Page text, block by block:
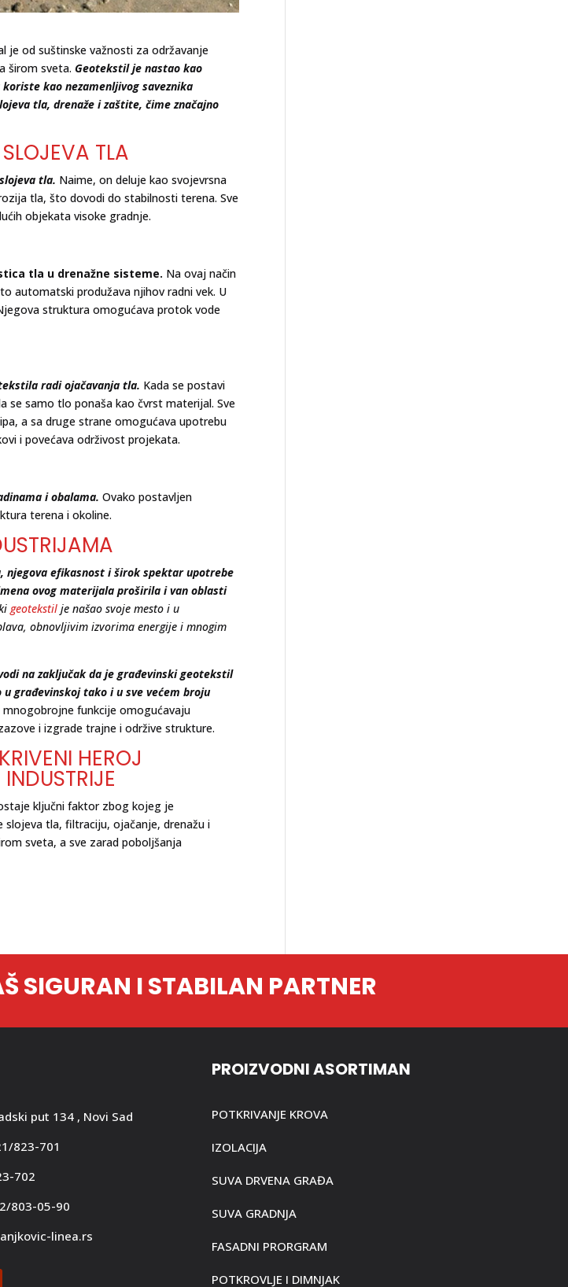
je od suštinske važnosti za održavanje
širom sveta. Geotekstil je nastao kao
kao nezamenljivog saveznika
tla, drenaže i zaštite, čime značajno
TLA
tla. Naime, on deluje kao svojevrsna
tla, što dovodi do stabilnosti terena. Sve
objekata visoke gradnje.
tla u drenažne sisteme. Na ovaj način
automatski produžava njihov radni vek. U
struktura omogućava protok vode
radi ojačavanja tla. Kada se postavi
se samo tlo ponaša kao čvrst materijal. Sve
a sa druge strane omogućava upotrebu
i povećava održivost projekata.
i obalama. Ovako postavljen
terena i okoline.
njegova efikasnost i širok spektar upotrebe
ovog materijala proširila i van oblasti
geotekstil je našao svoje mesto i u
obnovljivim izvorima energije i mnogim
na zaključak da je građevinski geotekstil
građevinskoj tako i u sve većem broju
mnogobrojne funkcije omogućavaju
i izgrade trajne i održive strukture.
HEROJ
ključni faktor zbog kojeg je
tla, filtraciju, ojačanje, drenažu i
sveta, a sve zarad poboljšanja
I STABILAN PARTNER
put 134 , Novi Sad
823-701
702
803-05-90
linea.rs
PROIZVODNI ASORTIMAN
POTKRIVANJE KROVA
IZOLACIJA
SUVA DRVENA GRAĐA
SUVA GRADNJA
FASADNI PRORGRAM
POTKROVLJE I DIMNJAK